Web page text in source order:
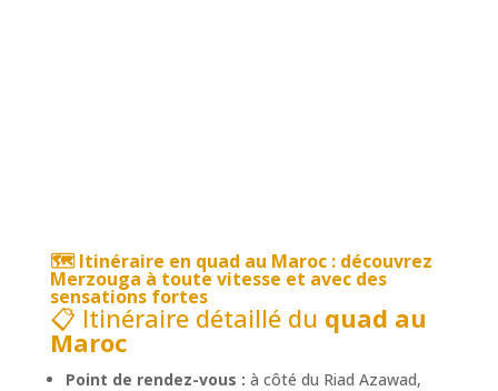
🗺️Itinéraire en quad au Maroc: découvrez
Merzouga à toute vitesse et avec des
sensations fortes
📋 Itinéraire détaillé du quad au
Maroc
Point de rendez-vous : à côté du Riad Azawad,